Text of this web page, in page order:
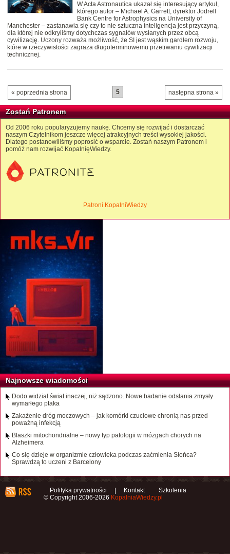
W Acta Astronautica ukazał się interesujący artykuł,
którego autor – Michael A. Garrett, dyrektor Jodrell
Bank Centre for Astrophysics na University of
Manchester – zastanawia się czy to nie sztuczna inteligencja jest przyczyną,
dla której nie odkryliśmy dotychczas sygnałów wysłanych przez obcą
cywilizację. Uczony rozważa możliwość, że SI jest wąskim gardłem rozwoju,
które w rzeczywistości zagraża długoterminowemu przetrwaniu cywilizacji
technicznej.
« poprzednia strona następna strona »
5
Zostań Patronem
Od 2006 roku popularyzujemy naukę. Chcemy się rozwijać i dostarczać
naszym Czytelnikom jeszcze więcej atrakcyjnych treści wysokiej jakości.
Dlatego postanowiliśmy poprosić o wsparcie. Zostań naszym Patronem i
pomóż nam rozwijać KopalnięWiedzy.
Patroni KopalniWiedzy
Najnowsze wiadomości
Dodo widział świat inaczej, niż sądzono. Nowe badanie odsłania zmysły
wymarłego ptaka
Zakażenie dróg moczowych – jak komórki czuciowe chronią nas przed
poważną infekcją
Blaszki mitochondrialne – nowy typ patologii w mózgach chorych na
Alzheimera
Co się dzieje w organizmie człowieka podczas zaćmienia Słońca?
Sprawdzą to uczeni z Barcelony
Polityka prywatności Kontakt
Szkolenia
© Copyright 2006-2026 KopalniaWiedzy.pl